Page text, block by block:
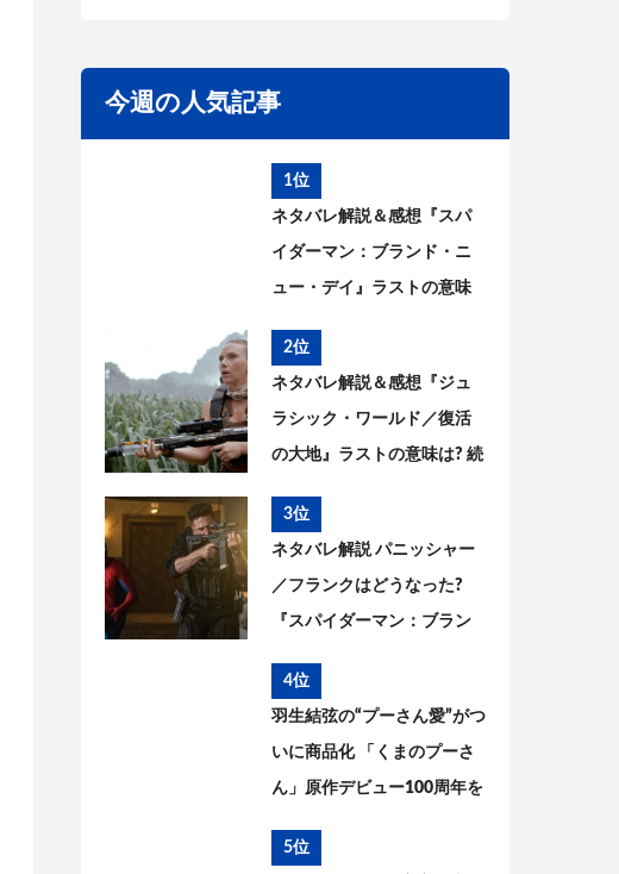
今週の人気記事
1位
ネタバレ解説＆感想『スパ
イダーマン：ブランド・ニ
ュー・デイ』ラストの意味
った? 今後を考察
2位
ネタバレ解説＆感想『ジュ
ラシック・ワールド／復活
の大地』ラストの意味は? 続
3位
ネタバレ解説 パニッシャー
／フランクはどうなった?
『スパイダーマン：ブラン
までを考察
4位
羽生結弦の“プーさん愛”がつ
いに商品化 「くまのプーさ
ん」原作デビュー100周年を
5位